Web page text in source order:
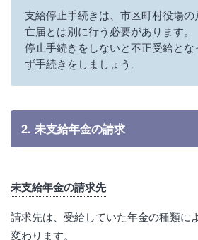
支給停止手続きは、市区町村役場
亡届とは別に行う必要があります。
停止手続きをしないと不正受給と
ず手続きをしましょう。
2. 未支給年金の請求
未支給年金の請求先
請求先は、受給していた年金の種類に
変わります。